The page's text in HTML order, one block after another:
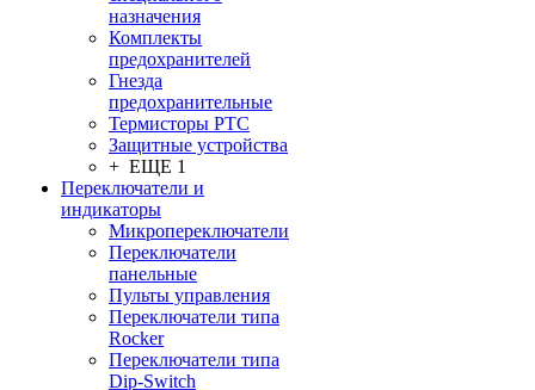
назначения
Комплекты
предохранителей
Гнезда
предохранительные
Термисторы PTC
Защитные устройства
+ ЕЩЕ 1
Переключатели и
индикаторы
Микропереключатели
Переключатели
панельные
Пульты управления
Переключатели типа
Rocker
Переключатели типа
Dip-Switch